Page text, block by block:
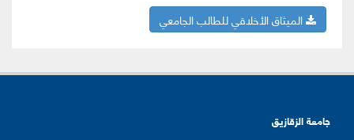
الميثاق الأخلاقي للطالب الجامعي
جامعة الزقازيق